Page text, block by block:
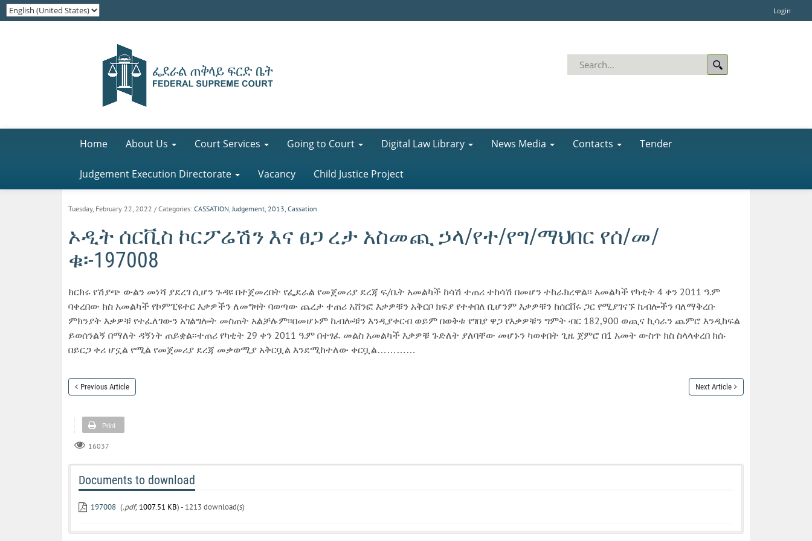
Login
Home About Us Court Services Going to Court Digital Law Library News Media Contacts Tender
Judgement Execution Directorate Vacancy Child Justice Project
Tuesday, February 22, 2022 / Categories: CASSATION,Judgement, 2013, Cassation
ኦዲት ሰርቪስ ኮርፖሬሽን እና ፀጋ ረታ አስመጪ ኃላ/የተ/የግ/ማህበር የሰ/መ/
ቁ፡-197008
ክርክሩ የሽያጭ ውልን መነሻ ያደረገ ሲሆን ጉዳዩ በተጀመረበት የፌደራል የመጀመሪያ ደረጃ ፍ/ቤት አመልካች ከሳሽ ተጠሪ ተከሳሽ በመሆን ተከራክረዋል፡፡ አመልካች የካቲት 4 ቀን 2011 ዓ.ም
ባቀረበው ክስ አመልካች የኮምፒዩተር እቃዎችን ለመግዛት ባወጣው ጨረታ ተጠሪ አሸንፎ እቃዎቹን አቅርቦ ክፍያ የተቀበለ ቢሆንም እቃዎቹን ከሰርቨሩ ጋር የሚያገናኙ ኬብሎችን ባለማቅረቡ
ምክንያት እቃዎቹ የተፈለገውን አገልግሎት መስጠት አልቻሉም፡፡በመሆኑም ኬብሎቹን እንዲያቀርብ ወይም በወቅቱ የገበያ ዋጋ የእቃዎቹን ግምት ብር 182,900 ወጪና ኪሳራን ጨምሮ እንዲከፍል
ይወሰንልኝ በማለት ዳኝነት ጠይቋል፡፡ተጠሪ የካቲት 29 ቀን 2011 ዓ.ም በተፃፈ መልስ አመልካች እቃዎቹ ጉድለት ያለባቸው መሆኑን ካወቀበት ጊዜ ጀምሮ በ1 አመት ውስጥ ክስ ስላላቀረበ ክሱ
በይርጋ ቀሪ ሆኗል የሚል የመጀመሪያ ደረጃ መቃወሚያ አቅርቧል እንደሚከተለው ቀርቧል…………
Previous Article Next Article
Print
16037
Documents to download
197008 (.pdf, 1007.51 KB) - 1213 download(s)